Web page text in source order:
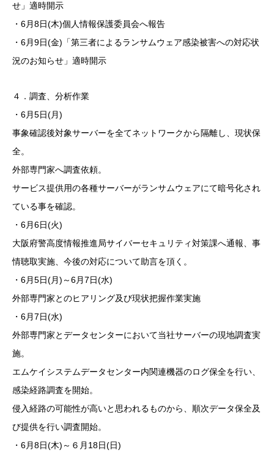
せ」適時開示
・6月8日(木)個人情報保護委員会へ報告
・6月9日(金)「第三者によるランサムウェア感染被害への対応状
況のお知らせ」適時開示
４．調査、分析作業
・6月5日(月)
事象確認後対象サーバーを全てネットワークから隔離し、現状保
全。
外部専門家へ調査依頼。
サービス提供用の各種サーバーがランサムウェアにて暗号化され
ている事を確認。
・6月6日(火)
大阪府警高度情報推進局サイバーセキュリティ対策課へ通報、事
情聴取実施、今後の対応について助言を頂く。
・6月5日(月)～6月7日(水)
外部専門家とのヒアリング及び現状把握作業実施
・6月7日(水)
外部専門家とデータセンターにおいて当社サーバーの現地調査実
施。
エムケイシステムデータセンター内関連機器のログ保全を行い、
感染経路調査を開始。
侵入経路の可能性が高いと思われるものから、順次データ保全及
び提供を行い調査開始。
・6月8日(木)～６月18日(日)